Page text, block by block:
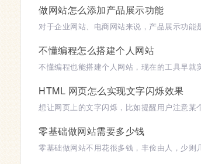
做网站怎么添加产品展示功能
不懂编程怎么搭建个人网站
HTML 网页怎么实现文字闪烁效果
零基础做网站需要多少钱